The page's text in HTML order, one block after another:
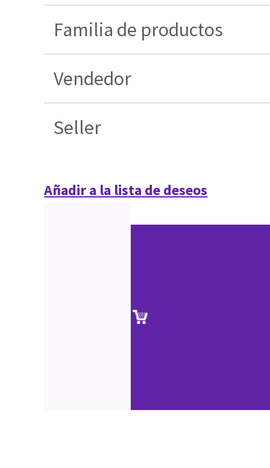
Familia de productos
Vendedor
Seller
Añadir a la lista de deseos